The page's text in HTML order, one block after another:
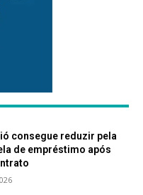
consegue reduzir pela
de empréstimo após